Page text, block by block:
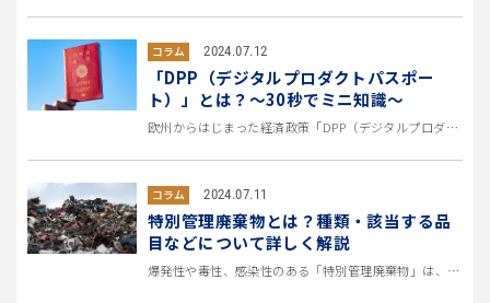
コラム 2024.07.12
「DPP（デジタルプロダクトパスポー
ト）」とは？～30秒でミニ知識～
欧州からはじまった経済政策「DPP（デジタルプロダクトパスポート）」。 「聞いたことはあるけれど説明するのは難しい」とい...
コラム 2024.07.11
特別管理廃棄物とは？種類・該当する品
目などについて詳しく解説
爆発性や毒性、感染性のある「特別管理廃棄物」は、人の健康や生活環境に被害を生じさせる恐れがあるため取り扱いには注意しなけ...